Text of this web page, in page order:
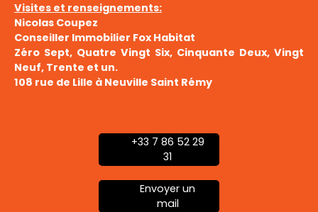
Visites et renseignements:
Nicolas Coupez
Conseiller Immobilier Fox Habitat
Zéro Sept, Quatre Vingt Six, Cinquante Deux, Vingt
Neuf, Trente et un.
108 rue de Lille à Neuville Saint Rémy
+33 7 86 52 29
31
Envoyer un
mail